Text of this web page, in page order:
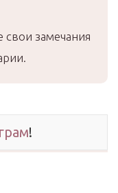
замечания
!